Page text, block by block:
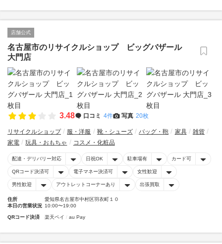
店舗公式
名古屋市のリサイクルショップ ビッグバザール
大門店
3.48 口コミ 4件 写真 20枚
リサイクルショップ 服・洋服 靴・シューズ バッグ・鞄 家具
雑貨
家電
玩具・おもちゃ コスメ・化粧品
配達・デリバリー対応 日祝OK 駐車場有 カード可
QRコード決済可 電子マネー決済可 女性歓迎
男性歓迎 アウトレットコーナーあり 出張買取
住所
愛知県名古屋市中村区羽衣町１０
本日の営業状況 10:00〜19:00
QRコード決済 楽天ペイ au Pay